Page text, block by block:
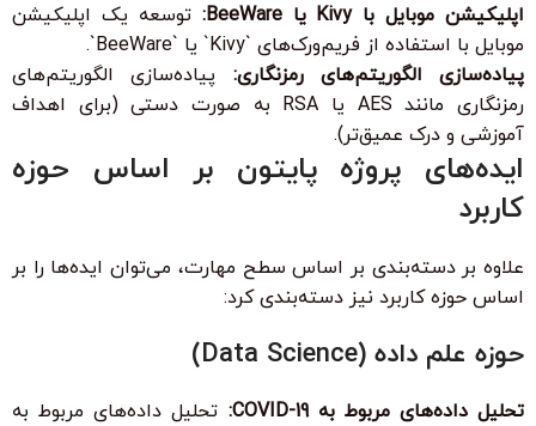
اپلیکیشن موبایل با Kivy یا BeeWare:
توسعه یک اپلیکیشن
موبایل با استفاده از فریم‌ورک‌های `Kivy` یا `BeeWare`.
پیاده‌سازی الگوریتم‌های رمزنگاری: پیاده‌سازی الگوریتم‌های
رمزنگاری مانند AES یا RSA به صورت دستی (برای اهداف
آموزشی و درک عمیق‌تر).
ایده‌های پروژه پایتون بر اساس حوزه
کاربرد
علاوه بر دسته‌بندی بر اساس سطح مهارت، می‌توان ایده‌ها را بر
اساس حوزه کاربرد نیز دسته‌بندی کرد:
حوزه علم داده (Data Science)
تحلیل داده‌های مربوط به COVID-19:
تحلیل داده‌های مربوط به